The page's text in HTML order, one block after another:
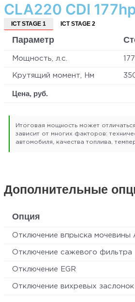
CLA220 CDI
ICT STAGE 1 ICT STAGE 2
Параметр
Мощность, л.с. 177
Крутящий момент, Нм
Цена, руб.
Итоговая мощность может
зависит от многих факторов:
автомобиля, качества топлива,
Дополнительные
Опция
Отключение впрыска мочевины
Отключение сажевого фильтра
Отключение EGR
Отключение вихревых заслонок